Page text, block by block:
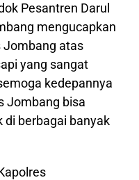
Pesantren Darul
mengucapkan
Jombang atas
yang sangat
kedepannya
Jombang bisa
di berbagai banyak